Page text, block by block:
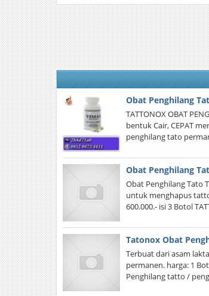
Obat Penghilang
TATTONOX OBAT
bentuk Cair, CEPAT
penghilang tato
Obat Penghilang
Obat Penghilang Tato
untuk menghapus
600.000.- isi 3 Botol
Tatonox Obat
Terbuat dari asam
permanen. harga: 1
Penghilang tatto /